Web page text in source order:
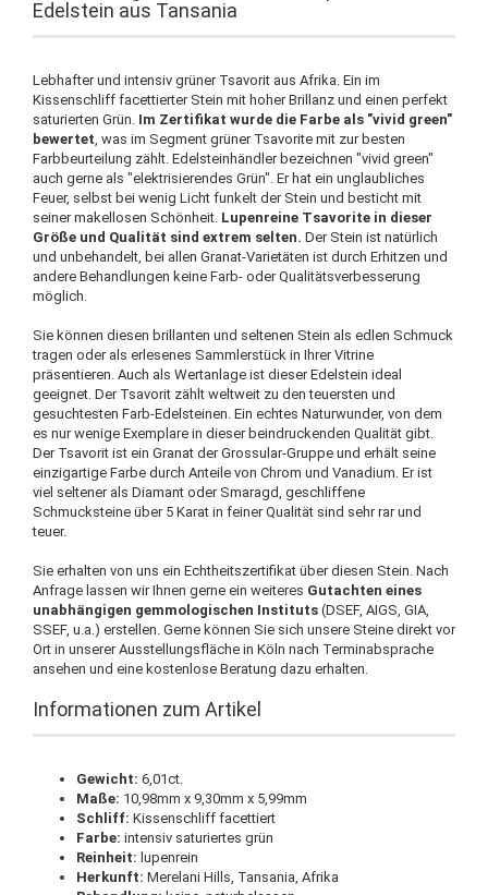
Edelstein aus Tansania
Lebhafter und intensiv grüner Tsavorit aus Afrika. Ein im
Kissenschliff facettierter Stein mit hoher Brillanz und einen perfekt
saturierten Grün. Im Zertifikat wurde die Farbe als "vivid green"
bewertet, was im Segment grüner Tsavorite mit zur besten
Farbbeurteilung zählt. Edelsteinhändler bezeichnen "vivid green"
auch gerne als "elektrisierendes Grün". Er hat ein unglaubliches
Feuer, selbst bei wenig Licht funkelt der Stein und besticht mit
seiner makellosen Schönheit. Lupenreine Tsavorite in dieser
Größe und Qualität sind extrem selten. Der Stein ist natürlich
und unbehandelt, bei allen Granat-Varietäten ist durch Erhitzen und
andere Behandlungen keine Farb- oder Qualitätsverbesserung
möglich.
Sie können diesen brillanten und seltenen Stein als edlen Schmuck
tragen oder als erlesenes Sammlerstück in Ihrer Vitrine
präsentieren. Auch als Wertanlage ist dieser Edelstein ideal
geeignet. Der Tsavorit zählt weltweit zu den teuersten und
gesuchtesten Farb-Edelsteinen. Ein echtes Naturwunder, von dem
es nur wenige Exemplare in dieser beindruckenden Qualität gibt.
Der Tsavorit ist ein Granat der Grossular-Gruppe und erhält seine
einzigartige Farbe durch Anteile von Chrom und Vanadium. Er ist
viel seltener als Diamant oder Smaragd, geschliffene
Schmucksteine über 5 Karat in feiner Qualität sind sehr rar und
teuer.
Sie erhalten von uns ein Echtheitszertifikat über diesen Stein. Nach
Anfrage lassen wir Ihnen gerne ein weiteres Gutachten eines
unabhängigen gemmologischen Instituts (DSEF, AIGS, GIA,
SSEF, u.a.) erstellen. Gerne können Sie sich unsere Steine direkt vor
Ort in unserer Ausstellungsfläche in Köln nach Terminabsprache
ansehen und eine kostenlose Beratung dazu erhalten.
Informationen zum Artikel
Gewicht: 6,01ct.
Maße: 10,98mm x 9,30mm x 5,99mm
Schliff: Kissenschliff facettiert
Farbe: intensiv saturiertes grün
Reinheit: lupenrein
Herkunft: Merelani Hills, Tansania, Afrika